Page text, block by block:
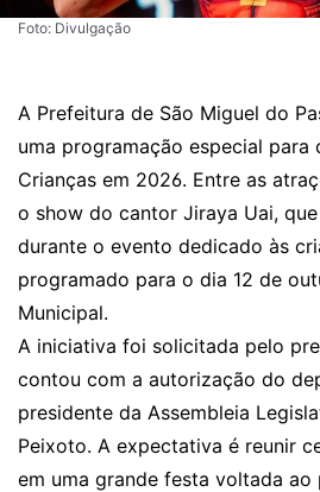
Foto: Divulgação
A Prefeitura de São Miguel do
uma programação especial para
Crianças em 2026. Entre as
o show do cantor Jiraya Uai,
durante o evento dedicado às
programado para o dia 12 de
Municipal.
A iniciativa foi solicitada pelo
contou com a autorização do
presidente da Assembleia
Peixoto. A expectativa é reunir
em uma grande festa voltada